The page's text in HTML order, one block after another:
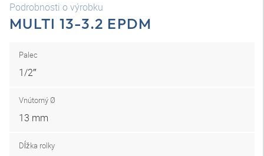
Podrobnosti o výrobku
MULTI 13-3.2 EPDM
Palec
1/2″
Vnútorný Ø
13 mm
Dĺžka rolky